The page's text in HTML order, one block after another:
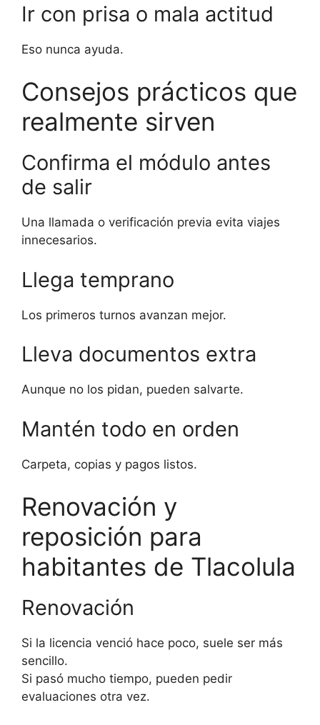
Ir con prisa o mala actitud
Eso nunca ayuda.
Consejos prácticos que
realmente sirven
Confirma el módulo antes
de salir
Una llamada o verificación previa evita viajes
innecesarios.
Llega temprano
Los primeros turnos avanzan mejor.
Lleva documentos extra
Aunque no los pidan, pueden salvarte.
Mantén todo en orden
Carpeta, copias y pagos listos.
Renovación y
reposición para
habitantes de Tlacolula
Renovación
Si la licencia venció hace poco, suele ser más
sencillo.
Si pasó mucho tiempo, pueden pedir
evaluaciones otra vez.